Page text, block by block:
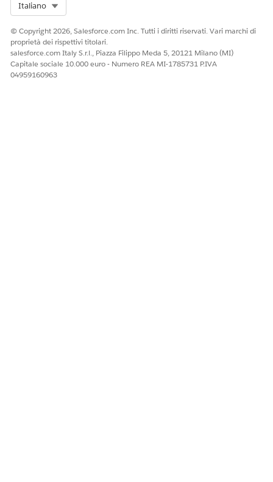
Italiano
© Copyright 2026, Salesforce.com Inc. Tutti i diritti riservati. Vari marchi di
proprietà dei rispettivi titolari.
salesforce.com Italy S.r.l., Piazza Filippo Meda 5, 20121 Milano (MI)
Capitale sociale 10.000 euro - Numero REA MI-1785731 P.IVA
04959160963